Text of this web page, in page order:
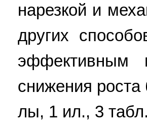
нарезкой и
других
эффективным
снижения
лы, 1 ил., 3 табл.